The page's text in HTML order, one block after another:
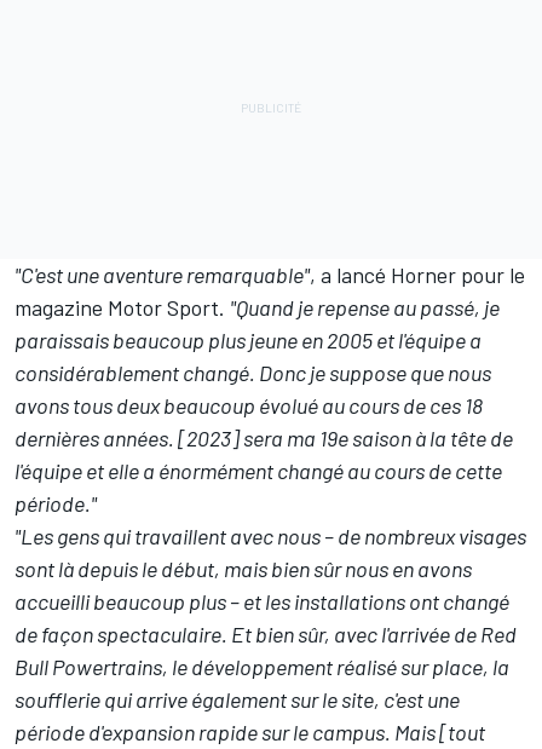
"C'est une aventure remarquable", a lancé Horner pour le
magazine Motor Sport. "Quand je repense au passé, je
paraissais beaucoup plus jeune en 2005 et l'équipe a
considérablement changé. Donc je suppose que nous
avons tous deux beaucoup évolué au cours de ces 18
dernières années. [2023] sera ma 19e saison à la tête de
l'équipe et elle a énormément changé au cours de cette
période."
"Les gens qui travaillent avec nous – de nombreux visages
sont là depuis le début, mais bien sûr nous en avons
accueilli beaucoup plus – et les installations ont changé
de façon spectaculaire. Et bien sûr, avec l'arrivée de Red
Bull Powertrains, le développement réalisé sur place, la
soufflerie qui arrive également sur le site, c'est une
période d'expansion rapide sur le campus. Mais [tout